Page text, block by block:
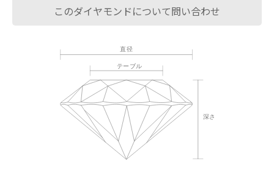
このダイヤモンドについて問い合わせ